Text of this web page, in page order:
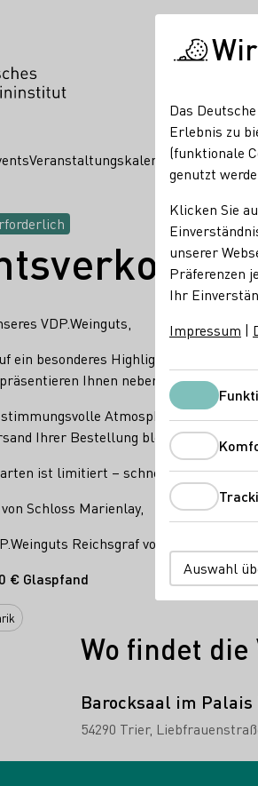
Veranstaltungskalender
VDP.Weinguts,
ein besonderes Highlight in der
Ihnen neben unserer
stimmungsvolle Atmosphäre, stellen
Ihrer Bestellung bleiben Ihre
ist limitiert – schnell sein lohnt
Schloss Marienlay,
Reichsgraf von Kesselstatt
€ Glaspfand
Wo findet
Barocksaal im
54290 Trier
Das
Erlebnis zu
(funktionale
genutzt
Klicken Sie
unserer
Präferenzen
Ihr
Impressum |
Auswahl